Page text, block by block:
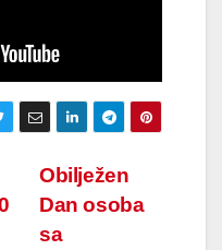
Obilježen
Dan osoba
sa